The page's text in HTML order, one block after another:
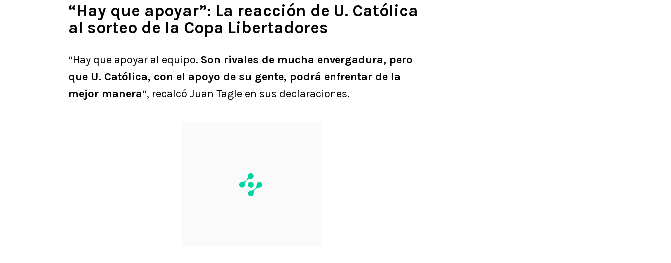
“Hay que apoyar”: La reacción de U. Católica
al sorteo de la Copa Libertadores
“Hay que apoyar al equipo. Son rivales de mucha envergadura, pero
que U. Católica, con el apoyo de su gente, podrá enfrentar de la
mejor manera“, recalcó Juan Tagle en sus declaraciones.